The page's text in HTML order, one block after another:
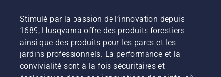
Stimulé par la passion de l’innovation depuis
1689, Husqvarna offre des produits forestiers
ainsi que des produits pour les parcs et les
jardins professionnels. La performance et la
convivialité sont à la fois sécuritaires et